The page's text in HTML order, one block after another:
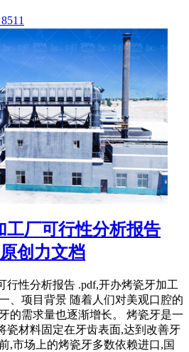
工厂可行性分析报告
创力文档
行性分析报告 .pdf,开办烤瓷牙加工
、项目背景 随着人们对美观口腔的
的需求量也逐渐增长。 烤瓷牙是一
瓷材料固定在牙齿表面,达到改善牙
,市场上的烤瓷牙多数依赖进口,国